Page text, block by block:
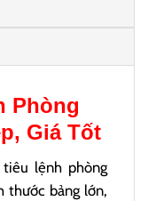
Phòng
Giá Tốt
lệnh phòng
thước bảng lớn,